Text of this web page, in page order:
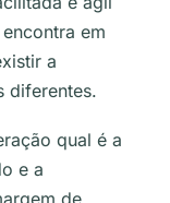
em
a
diferentes.
qual é a
e a
de